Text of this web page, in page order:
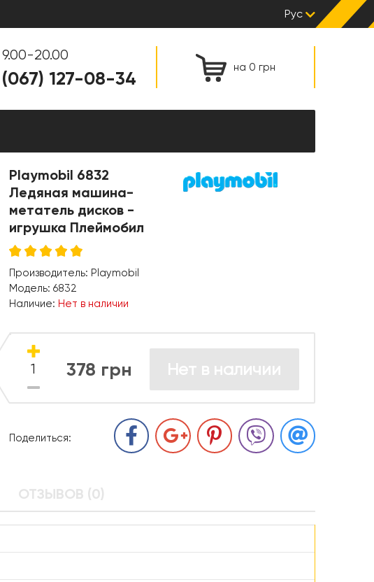
Рус
на 0 грн
9.00-20.00
(067) 127-08-34
Playmobil 6832
Ледяная машина-
метатель дисков -
игрушка Плеймобил
Производитель: Playmobil
Модель: 6832
Наличие: Нет в наличии
378 грн Нет в наличии
Поделиться:
ОТЗЫВОВ (0)